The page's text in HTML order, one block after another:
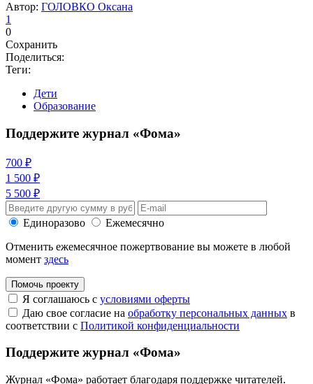
Автор: ГОЛОВКО Оксана
1
0
Сохранить
Поделиться:
Теги:
Дети
Образование
Поддержите журнал «Фома»
700 ₽
1 500 ₽
5 500 ₽
Единоразово
Ежемесячно
Отменить ежемесячное пожертвование вы можете в любой
момент здесь
Помочь проекту
Я соглашаюсь с условиями оферты
Даю свое согласие на обработку персональных данных в
соответствии с Политикой конфиденциальности
Поддержите журнал «Фома»
Журнал «Фома» работает благодаря поддержке читателей.